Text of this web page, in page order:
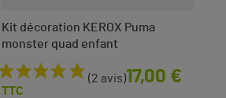
Kit décoration KEROX Puma
monster quad enfant
(2 avis)
Prix 17,00 €
TTC